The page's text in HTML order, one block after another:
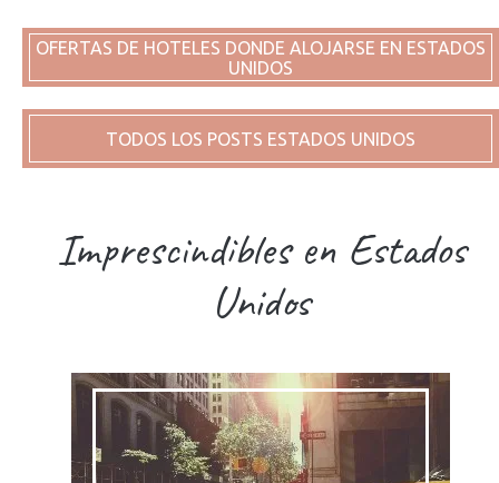
OFERTAS DE HOTELES DONDE ALOJARSE EN ESTADOS
UNIDOS
TODOS LOS POSTS ESTADOS UNIDOS
Imprescindibles en Estados
Unidos